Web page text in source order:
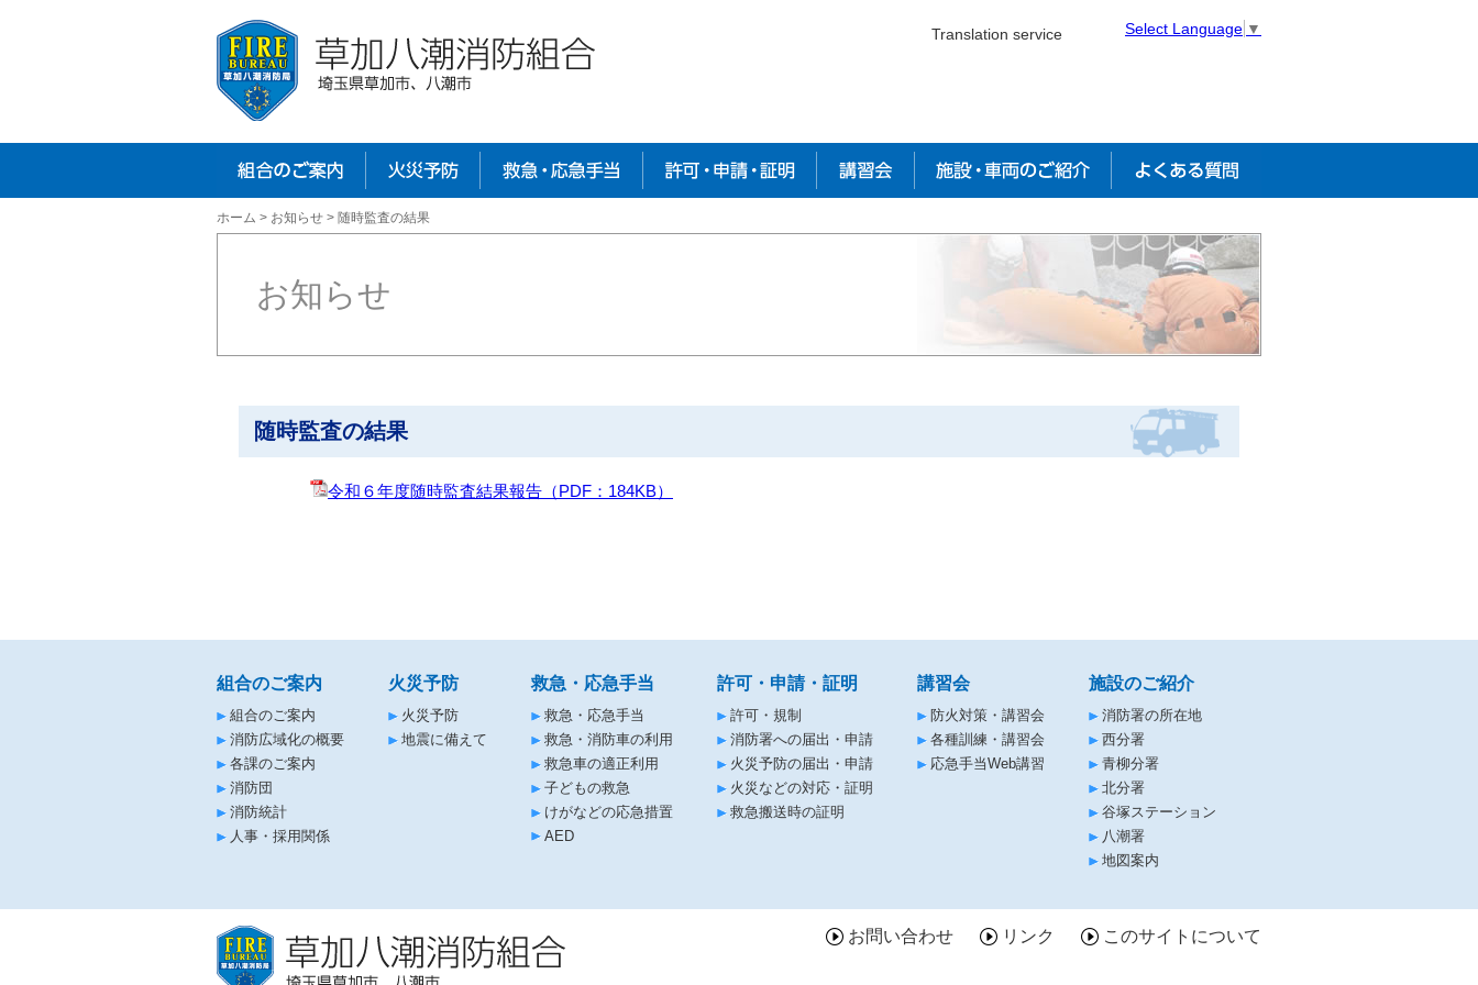
Translation service Select Language ▼
組合のご案内 火災予防
ホーム > お知らせ > 随時監査の結果
お知らせ
随時監査の結果
令和６年度随時監査結果報告 （PDF：184KB）
組合のご案内
組合のご案内
消防広域化の概要
各課のご案内
消防団
消防統計
人事・採用関係
火災予防
火災予防
地震に備えて
救急・応急手当
救急・応急手当
救急・消防車の利用
救急車の適正利用
子どもの救急
けがなどの応急措置
AED
許可・申請・証明
許可・規制
消防署への届出・申請
火災予防の届出・申請
火災などの対応・証明
救急搬送時の証明
講習会
防火対策・講習会
各種訓練・講習会
応急手当Web講習
施設のご紹介
消防署の所在地
西分署
青柳分署
北分署
谷塚ステーション
八潮署
地図案内
お問い合わせ リンク このサイトについて